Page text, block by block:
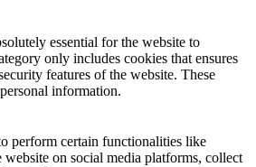
essential for the website to
only includes cookies that ensures
features of the website. These
information.
perform certain functionalities like
website on social media platforms, collect